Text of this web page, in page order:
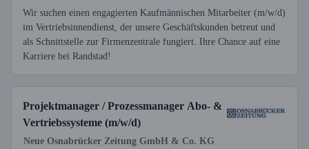
Wir suchen einen engagierten Kaufmännischen Mitarbeiter (m/w/d)
im Vertriebsinnendienst, der unsere Geschäftskunden betreut und
als Schnittstelle zur Firmenzentrale fungiert. Ihre Chance auf eine
Karriere bei Randstad!
Projektmanager / Prozessmanager Abo- &
Vertriebssysteme (m/w/d)
Neue Osnabrücker Zeitung GmbH & Co. KG